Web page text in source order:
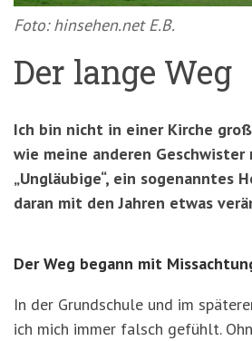
Foto: hinsehen.net E.B.
Der lange Weg
Ich bin nicht in einer Kirche
wie meine anderen
„Ungläubige“, ein sogenanntes
daran mit den Jahren etwas
Der Weg begann mit
In der Grundschule und im
ich mich immer falsch gefühlt.